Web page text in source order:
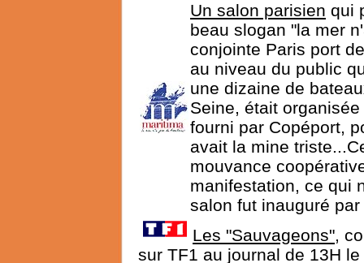
Un salon parisien qui
beau slogan "la mer
conjointe Paris port
au niveau du public
une dizaine de
Seine, était
fourni par Copéport,
avait la mine
mouvance
manifestation, ce qui
salon fut inauguré
Les "Sauvageons",
sur TF1 au journal de 13H